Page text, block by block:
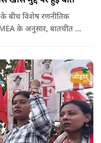
बीच विशेष रणनीतिक
के अनुसार, बातचीत की